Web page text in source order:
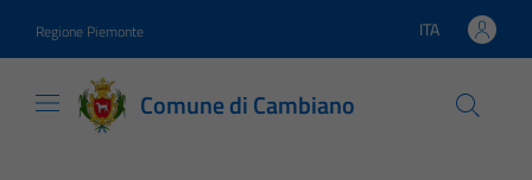
Regione Piemonte Lingua attiva:
ITA
Comune di Cambiano